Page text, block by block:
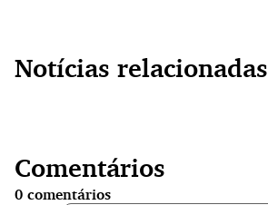
Notícias relacionadas
Comentários
0 comentários